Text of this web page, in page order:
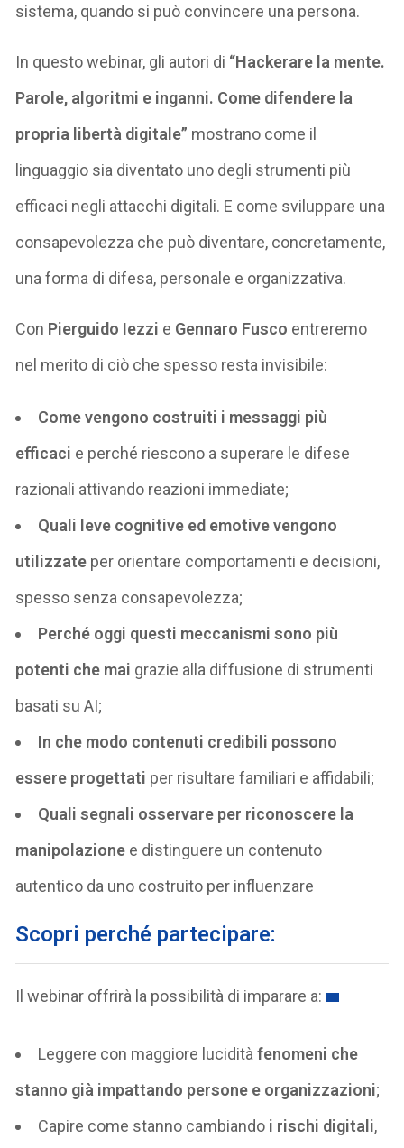
sistema, quando si può convincere una persona.
In questo webinar, gli autori di “Hackerare la mente.
Parole, algoritmi e inganni. Come difendere la
propria libertà digitale” mostrano come il
linguaggio sia diventato uno degli strumenti più
efficaci negli attacchi digitali. E come sviluppare una
consapevolezza che può diventare, concretamente,
una forma di difesa, personale e organizzativa.
Con Pierguido Iezzi e Gennaro Fusco entreremo
nel merito di ciò che spesso resta invisibile:
Come vengono costruiti i messaggi più
efficaci e perché riescono a superare le difese
razionali attivando reazioni immediate;
Quali leve cognitive ed emotive vengono
utilizzate per orientare comportamenti e decisioni,
spesso senza consapevolezza;
Perché oggi questi meccanismi sono più
potenti che mai grazie alla diffusione di strumenti
basati su AI;
In che modo contenuti credibili possono
essere progettati per risultare familiari e affidabili;
Quali segnali osservare per riconoscere la
manipolazione e distinguere un contenuto
autentico da uno costruito per influenzare
Scopri perché partecipare:
Il webinar offrirà la possibilità di imparare a:
Leggere con maggiore luciditàfenomeni che
stanno già impattando persone e organizzazioni;
Capire come stanno cambiando i rischi digitali,